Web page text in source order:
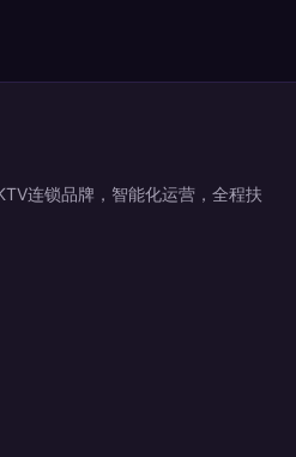
连锁品牌，智能化运营，全程扶